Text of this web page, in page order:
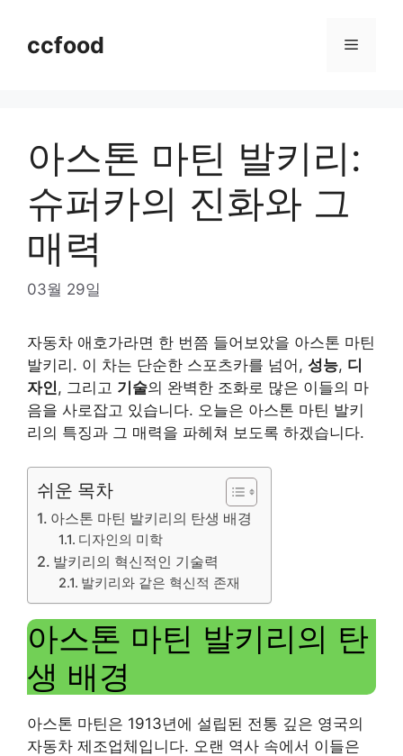
contentccfood Menu
아스톤 마틴 발키리:
슈퍼카의 진화와 그
매력
03월 29일
자동차 애호가라면 한 번쯤 들어보았을 아스톤 마틴
발키리. 이 차는 단순한 스포츠카를 넘어, 성능, 디
자인, 그리고 기술의 완벽한 조화로 많은 이들의 마
음을 사로잡고 있습니다. 오늘은 아스톤 마틴 발키
리의 특징과 그 매력을 파헤쳐 보도록 하겠습니다.
쉬운 목차
아스톤 마틴 발키리의 탄생 배경
디자인의 미학
발키리의 혁신적인 기술력
발키리와 같은 혁신적 존재
아스톤 마틴 발키리의 탄
생 배경
아스톤 마틴은 1913년에 설립된 전통 깊은 영국의
자동차 제조업체입니다. 오랜 역사 속에서 이들은